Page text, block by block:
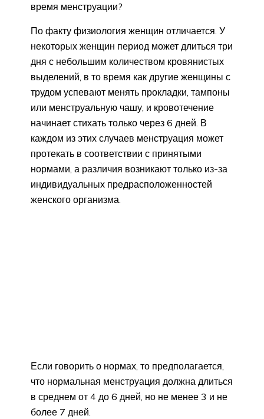
время менструации?
По факту физиология женщин отличается. У
некоторых женщин период может длиться три
дня с небольшим количеством кровянистых
выделений, в то время как другие женщины с
трудом успевают менять прокладки, тампоны
или менструальную чашу, и кровотечение
начинает стихать только через 6 дней. В
каждом из этих случаев менструация может
протекать в соответствии с принятыми
нормами, а различия возникают только из-за
индивидуальных предрасположенностей
женского организма.
Если говорить о нормах, то предполагается,
что нормальная менструация должна длиться
в среднем от 4 до 6 дней, но не менее 3 и не
более 7 дней.